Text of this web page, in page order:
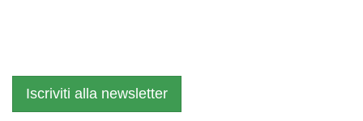
Iscriviti alla newsletter